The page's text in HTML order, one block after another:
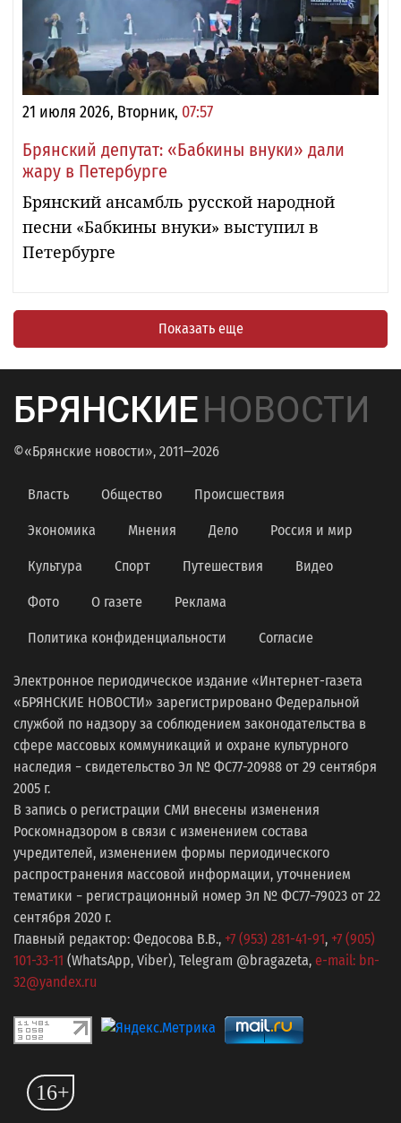
21 июля 2026, Вторник, 07:57
Брянский депутат: «Бабкины внуки» дали
жару в Петербурге
Брянский ансамбль русской народной
песни «Бабкины внуки» выступил в
Петербурге
Показать еще
БРЯНСКИЕНОВОСТИ
©«Брянские новости», 2011—2026
Власть Общество Происшествия
Экономика Мнения Дело Россия и мир
Культура Спорт Путешествия Видео
Фото О газете Реклама
Политика конфиденциальности Согласие
Электронное периодическое издание «Интернет-газета
«БРЯНСКИЕ НОВОСТИ» зарегистрировано Федеральной
службой по надзору за соблюдением законодательства в
сфере массовых коммуникаций и охране культурного
наследия − свидетельство Эл № ФС77-20988 от 29 сентября
2005 г.
В запись о регистрации СМИ внесены изменения
Роскомнадзором в связи с изменением состава
учредителей, изменением формы периодического
распространения массовой информации, уточнением
тематики − регистрационный номер Эл № ФС77−79023 от 22
сентября 2020 г.
Главный редактор: Федосова В.В., +7 (953) 281-41-91, +7 (905)
101-33-11 (WhatsApp, Viber), Telegram @bragazeta, e-mail: bn-
32@yandex.ru
16+